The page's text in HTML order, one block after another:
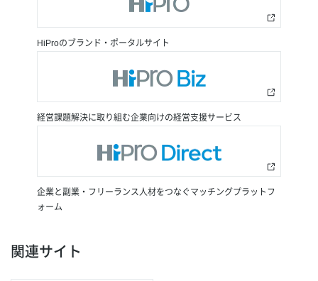
HiProのブランド・ポータルサイト
経営課題解決に取り組む企業向けの経営支援サービス
企業と副業・フリーランス人材をつなぐマッチングプラットフ
ォーム
関連サイト